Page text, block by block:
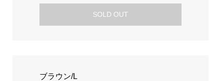
SOLD OUT
ブラウン/L